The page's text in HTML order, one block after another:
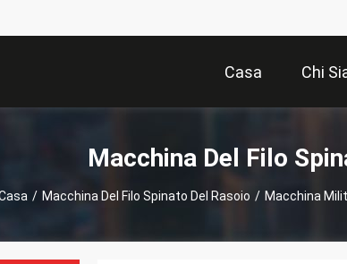
Casa Chi
Macchina Del Filo
/ Macchina Del Filo Spinato Del Rasoio / Macchina